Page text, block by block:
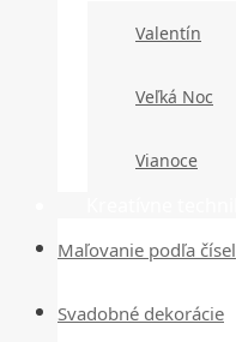
Valentín
Veľká Noc
Vianoce
Maľovanie podľa čísel
Svadobné dekorácie